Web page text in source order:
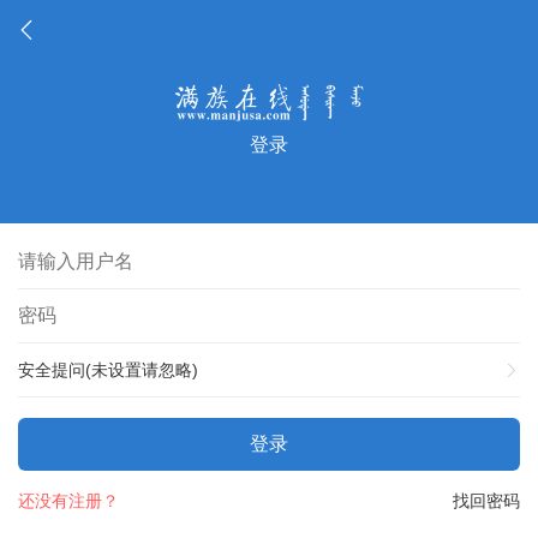
登录
安全提问(未设置请忽略)
登录
找回密码
还没有注册？